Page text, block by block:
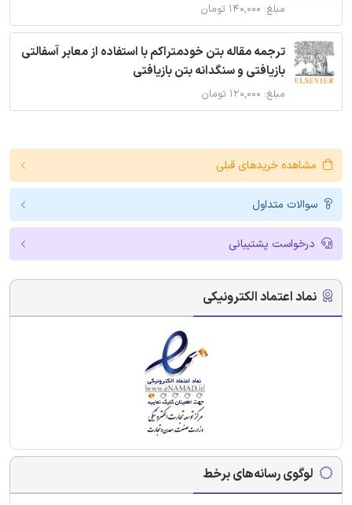
مبلغ: ۱۴۰,۰۰۰ تومان
ترجمه مقاله بتن خودمتراکم با استفاده از معابر آسفالتی
بازیافتی و سنگدانه بتن بازیافتی
مبلغ: ۱۲۰,۰۰۰ تومان
مشاهده خریدهای قبلی
سوالات متداول
درخواست پشتیبانی
نماد اعتماد الکترونیکی
لوگوی رسانه‌های برخط